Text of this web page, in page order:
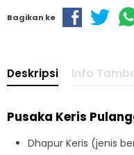
Bagikan ke
Deskripsi Info
Pusaka Keris
Dhapur Keris (jenis